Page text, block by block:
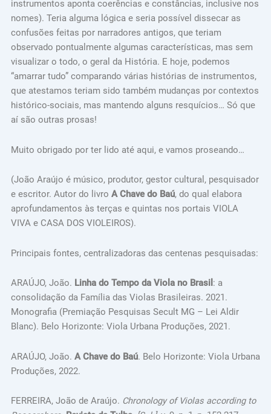
instrumentos aponta coerências e constâncias, inclusive nos
nomes). Teria alguma lógica e seria possível dissecar as
confusões feitas por narradores antigos, que teriam
observado pontualmente algumas características, mas sem
visualizar o todo, o geral da História. E hoje, podemos
“amarrar tudo” comparando várias histórias de instrumentos,
que atestamos teriam sido também mudanças por contextos
histórico-sociais, mas mantendo alguns resquícios… Só que
aí são outras prosas!
Muito obrigado por ter lido até aqui, e vamos proseando…
(João Araújo é músico, produtor, gestor cultural, pesquisador
e escritor. Autor do livro A Chave do Baú, do qual elabora
aprofundamentos às terças e quintas nos portais VIOLA
VIVA e CASA DOS VIOLEIROS).
Principais fontes, centralizadoras das centenas pesquisadas:
ARAÚJO, João. Linha do Tempo da Viola no Brasil : a
consolidação da Família das Violas Brasileiras. 2021.
Monografia (Premiação Pesquisas Secult MG – Lei Aldir
Blanc). Belo Horizonte: Viola Urbana Produções, 2021.
ARAÚJO, João. A Chave do Baú. Belo Horizonte: Viola Urbana
Produções, 2022.
FERREIRA, João de Araújo. Chronology of Violas according to